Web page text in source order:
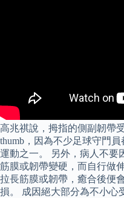
高兆祺說，拇指的側副韌帶
thumb，因為不少足球守門
運動之一。 另外，病人不要
筋膜或韌帶變硬，而自行做
拉長筋膜或韌帶，癒合後便
損。 成因絕大部分為不小心